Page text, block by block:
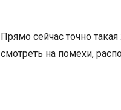
Прямо сейчас точно
смотреть на помехи,